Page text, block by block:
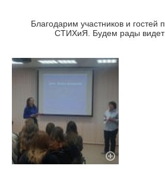
Благодарим участников и гостей
СТИХиЯ. Будем рады